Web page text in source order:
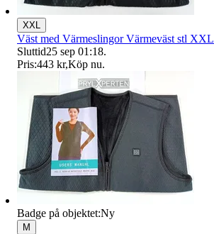
XXL
Väst med Värmeslingor Värmeväst stl XXL
Sluttid25 sep 01:18.
Pris:443 kr,Köp nu.
Badge på objektet:Ny
M